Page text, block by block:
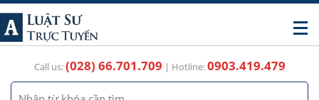
Call us:(028) 66.701.709 | Hotline:0903.419.479